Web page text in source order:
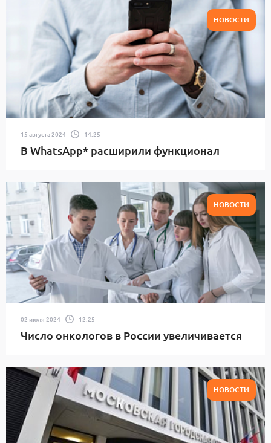
НОВОСТИ
15 августа 2024 14:25
В WhatsApp* расширили функционал
НОВОСТИ
02 июля 2024 12:25
Число онкологов в России увеличивается
НОВОСТИ